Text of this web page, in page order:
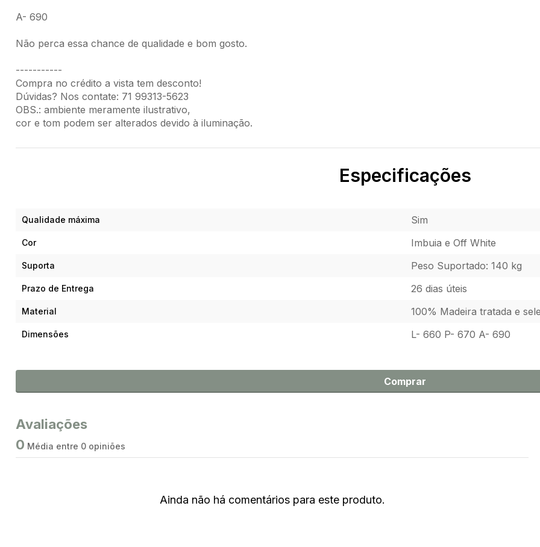
A- 690
Não perca essa chance de qualidade e bom gosto.
-----------
Compra no crédito a vista tem desconto!
Dúvidas? Nos contate: 71 99313-5623
OBS.: ambiente meramente ilustrativo,
cor e tom podem ser alterados devido à iluminação.
Especificações
Qualidade máxima Sim
Cor Imbuia e Off White
Suporta Peso Suportado: 140 kg
Prazo de Entrega 26 dias úteis
Material 100% Madeira tratada e
Dimensões L- 660 P- 670 A- 690
Comprar
Avaliações
0 Média entre 0 opiniões
Ainda não há comentários para este produto.